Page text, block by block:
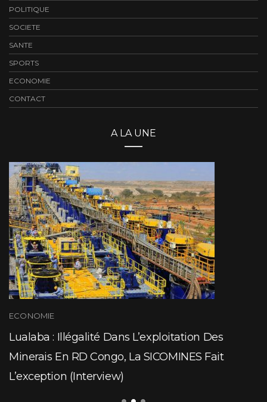
POLITIQUE
SOCIETE
SANTE
SPORTS
ECONOMIE
CONTACT
A LA UNE
ECONOMIE
Lualaba : Illégalité Dans L’exploitation Des
Minerais En RD Congo, La SICOMINES Fait
L’exception (Interview)